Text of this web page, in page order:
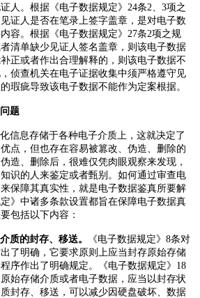
人。根据《电子数据规定》 24条2 3项之
证人是否在笔录上签字盖章，是对电子数
容。根据《电子数据规定》 27条2项之规
清单缺少见证人签名盖章，则该电子数据
正或者作出合理解释的，则该电子数据不
侦查机关在电子证据收集中须严格遵守见
瑕疵导致该电子数据不能作为定案根据。
题
信息存储于各种电子介质上，这就决定了
点，但也存在容易被篡改、伪造、删除的
造、删除后，很难仅凭肉眼观察来发现，
识的人来鉴定或者甄别。如何通过审查电
保障其真实性，就是电子数据鉴真所要解
》中诸多条款设置都旨在保障电子数据真
包括以下内容：
质的封存、移送。 《电子数据规定》 8条对
了明确，它要求原则上应当封存原始存储
序作出了明确规定。《电子数据规定》 18
始存储介质或者电子数据，应当以封存状
封存、移送，可以减少因硬盘破坏、数据